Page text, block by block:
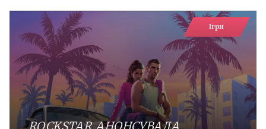
Ігри
ROCKSTAR АНОНСУВАЛА